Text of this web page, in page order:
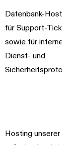
Datenbank-Hosting
für Support-Tickets
sowie für interne
Dienst- und
Sicherheitsprotokolle
Hosting unserer